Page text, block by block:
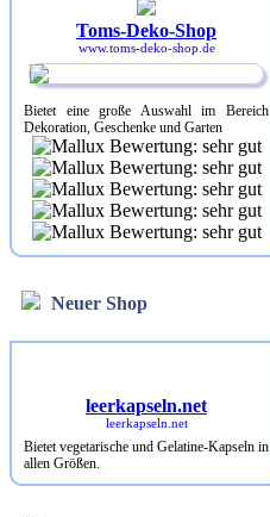
Toms-Deko-Shop
www.toms-deko-shop.de
Bietet eine große Auswahl im Bereich
Dekoration, Geschenke und Garten
Neuer Shop
leerkapseln.net
leerkapseln.net
Bietet vegetarische und Gelatine-Kapseln in
allen Größen.